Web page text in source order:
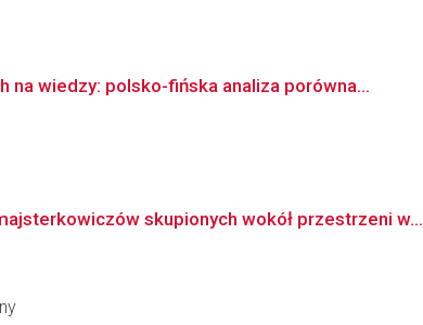
na wiedzy: polsko-fińska analiza porówna...
skupionych wokół przestrzeni w...